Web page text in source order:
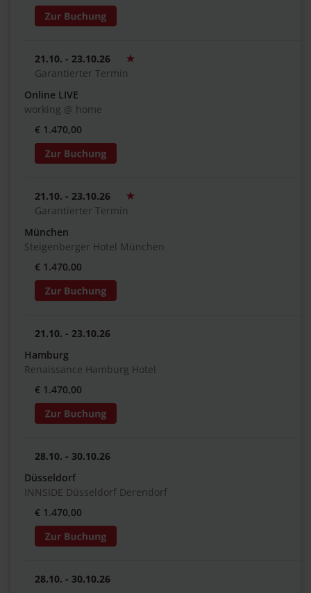
21.10. - 23.10.26
Garantierter Termin
Online LIVE
working @ home
€ 1.470,00
21.10. - 23.10.26
Garantierter Termin
München
Steigenberger Hotel München
€ 1.470,00
21.10. - 23.10.26
Hamburg
Renaissance Hamburg Hotel
€ 1.470,00
28.10. - 30.10.26
Düsseldorf
INNSIDE Düsseldorf Derendorf
€ 1.470,00
28.10. - 30.10.26